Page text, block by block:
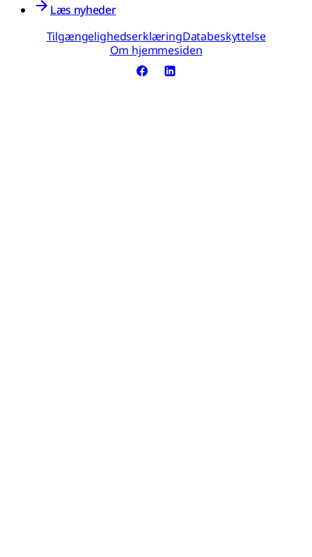
Læs nyheder
TilgængelighedserklæringDatabeskyttelse
Om hjemmesiden